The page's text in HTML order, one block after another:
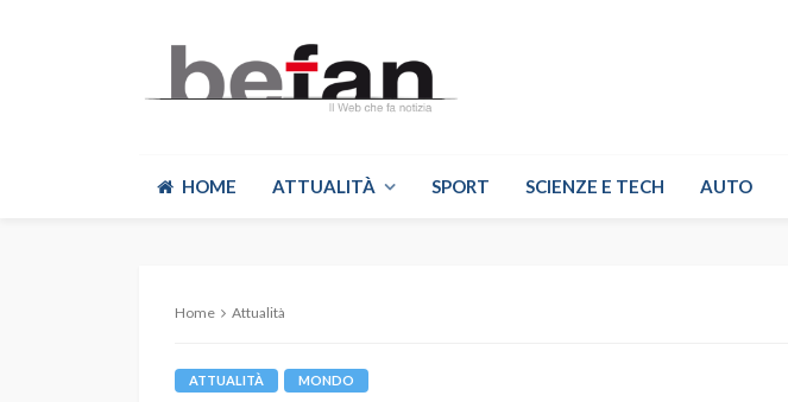
HOME ATTUALITÀ SPORT SCIENZE E TECH AUTO
Home Attualità
ATTUALITÀ MONDO